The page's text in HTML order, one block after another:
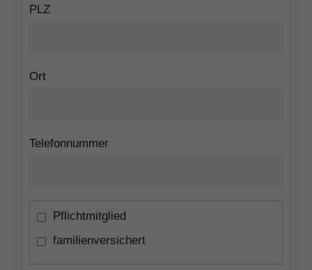
PLZ
Ort
Telefonnummer
Pflichtmitglied
familienversichert